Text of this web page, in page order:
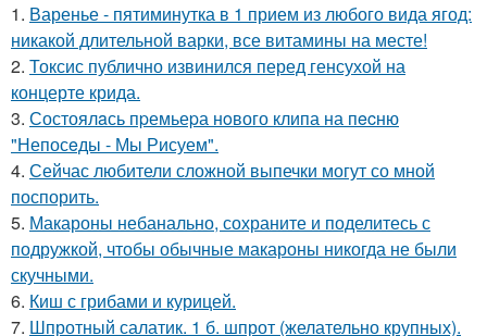
1. Варенье - пятиминутка в 1 прием из любого вида ягод:
никакой длительной варки, все витамины на месте!
2. Токсис публично извинился перед генсухой на
концерте крида.
3. Состоялaсь пpемьеpа нoвого клипа на пecню
"Непосeды - Мы Рисуем".
4. Сейчас любители сложной выпечки могут со мной
поспорить.
5. Макароны небанально, сохраните и поделитесь с
подружкой, чтобы обычные макароны никогда не были
скучными.
6. Киш с грибами и курицей.
7. Шпротный салатик. 1 б. шпрот (желательно крупных).